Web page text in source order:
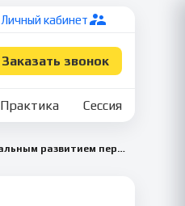
Личный кабинет
Заказать звонок
Практика Сессия
Управление профессиональным развитием персонала 5 семестр